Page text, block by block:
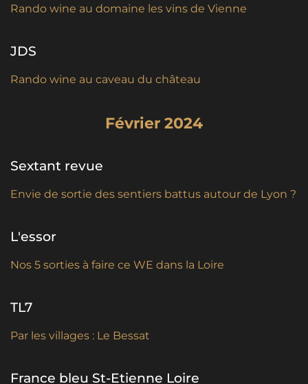
Rando wine au domaine les vins de Vienne
JDS
Rando wine au caveau du château
Février 2024
Sextant revue
Envie de sortie des sentiers battus autour de Lyon ?
L'essor
Nos 5 sorties à faire ce WE dans la Loire
TL7
Par les villages : Le Bessat
France bleu St-Etienne Loire